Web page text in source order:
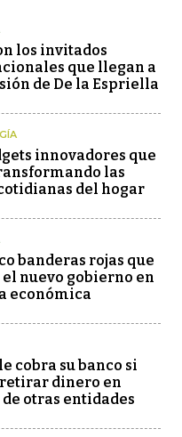
los invitados
que llegan a
de De la Espriella
innovadores que
las
del hogar
banderas rojas que
nuevo gobierno en
económica
cobra su banco si
dinero en
de otras entidades